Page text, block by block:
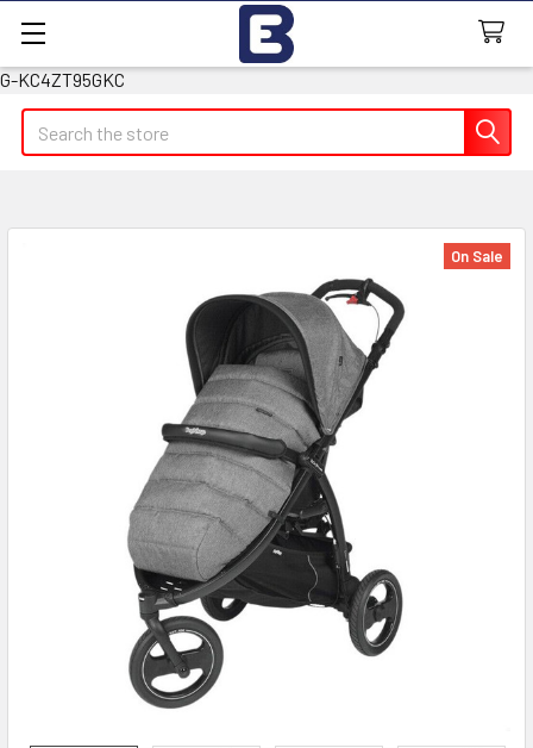
G-KC4ZT95GKC
Search
On Sale